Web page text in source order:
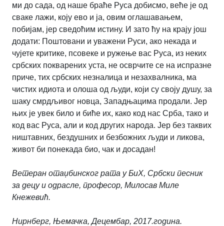
ми до сада, од наше браће Руса добисмо, веће је од
сваке лажи, коју ево и ја, овим оглашавањем,
побијам, јер сведоћим истину. И зато ћу на крају још
додати: Поштовани и уважени Руси, ако некада и
чујете критике, псовеке и ружење вас Руса, из неких
србских покварених уста, не осврчите се на испразне
приче, тих србских незналица и незахвалника, ма
чистих идиота и олоша од људи, који су своју душу, за
шаку смрдљивог новца, Западњацима продали. Јер
њих је увек било и биће их, како код нас Срба, тако и
код вас Руса, али и код других народа. Јер без таквих
ништавних, бездушних и безбожних људи и ликова,
живот би понекада био, чак и досадан!
Ветеран отаџбинског рата у БиХ, Србски песник
за децу и одрасле, професор, Милосав Миле
Кнежевић.
Нирнберг, Њемачка, Децембар, 2017.година.